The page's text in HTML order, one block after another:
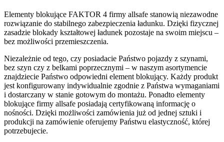
Elementy blokujące FAKTOR 4 firmy allsafe stanowią niezawodne
rozwiązanie do stabilnego zabezpieczenia ładunku. Dzięki fizycznej
zasadzie blokady kształtowej ładunek pozostaje na swoim miejscu –
bez możliwości przemieszczenia.
Niezależnie od tego, czy posiadacie Państwo pojazdy z szynami,
bez szyn czy z belkami poprzecznymi – w naszym asortymencie
znajdziecie Państwo odpowiedni element blokujący. Każdy produkt
jest konfigurowany indywidualnie zgodnie z Państwa wymaganiami
i dostarczany w stanie gotowym do montażu. Ponadto elementy
blokujące firmy allsafe posiadają certyfikowaną informację o
nośności. Dzięki możliwości zamówienia już od jednej sztuki i
produkcji na zamówienie oferujemy Państwu elastyczność, której
potrzebujecie.